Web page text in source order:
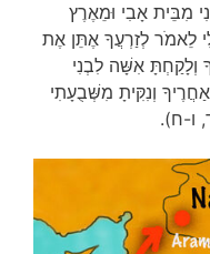
מִבֵּית אָבִי וּמֵאֶרֶץ
לֵאמֹר לְזַרְעֲךָ אֶתֵּן אֶת
וְלָקַחְתָּ אִשָּׁה לִבְנִי
וְנִקִּיתָ מִשְּׁבֻעָתִי
ו-ח).